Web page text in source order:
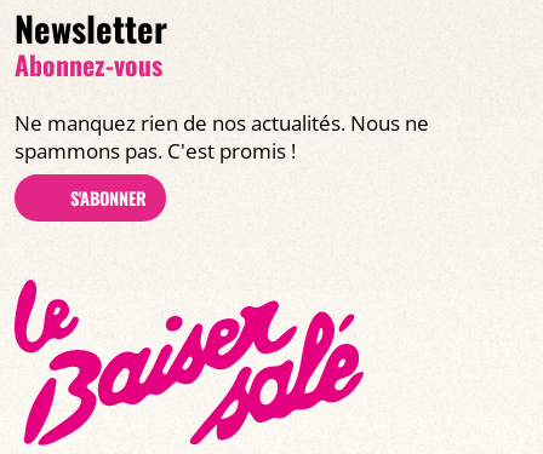
Newsletter
Abonnez-vous
Ne manquez rien de nos actualités. Nous ne
spammons pas. C'est promis !
S'ABONNER